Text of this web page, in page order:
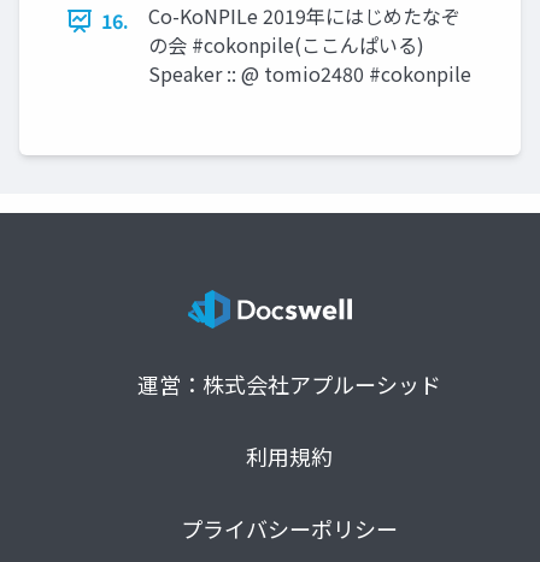
16.
Co-KoNPILe 2019年にはじめたなぞ
の会 #cokonpile(ここんぱいる)
Speaker :: @ tomio2480 #cokonpile
運営：株式会社アプルーシッド
利用規約
プライバシーポリシー